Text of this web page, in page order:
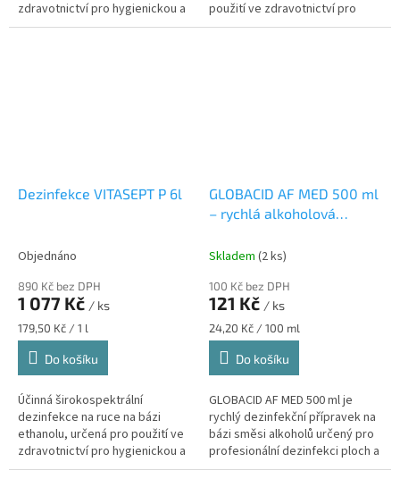
zdravotnictví pro hygienickou a
chirurgickou dezinfekci rukou.
použití ve zdravotnictví pro
hygienickou a chirurgickou
Dezinfekce VITASEPT P 6l
Objednáno
890 Kč bez DPH
1 077 Kč / ks
Měrná
cena:
179,50 Kč / 1 l
Do košíku
Účinná širokospektrální
dezinfekce na ruce na bázi
ethanolu, určená pro použití ve
zdravotnictví pro hygienickou a
chirurgickou dezinfekci rukou.
GLOBACID AF MED 500 ml
– rychlá alkoholová
povrchyrychlá alkoholová
ředění
Skladem (2 ks)
100 Kč bez DPH
121 Kč / ks
Měrná
cena:
24,20 Kč / 100 ml
Do košíku
GLOBACID AF MED 500 ml je
rychlý dezinfekční přípravek na
bázi směsi alkoholů určený pro
profesionální dezinfekci ploch a
povrchů. Dodává se jako roztok